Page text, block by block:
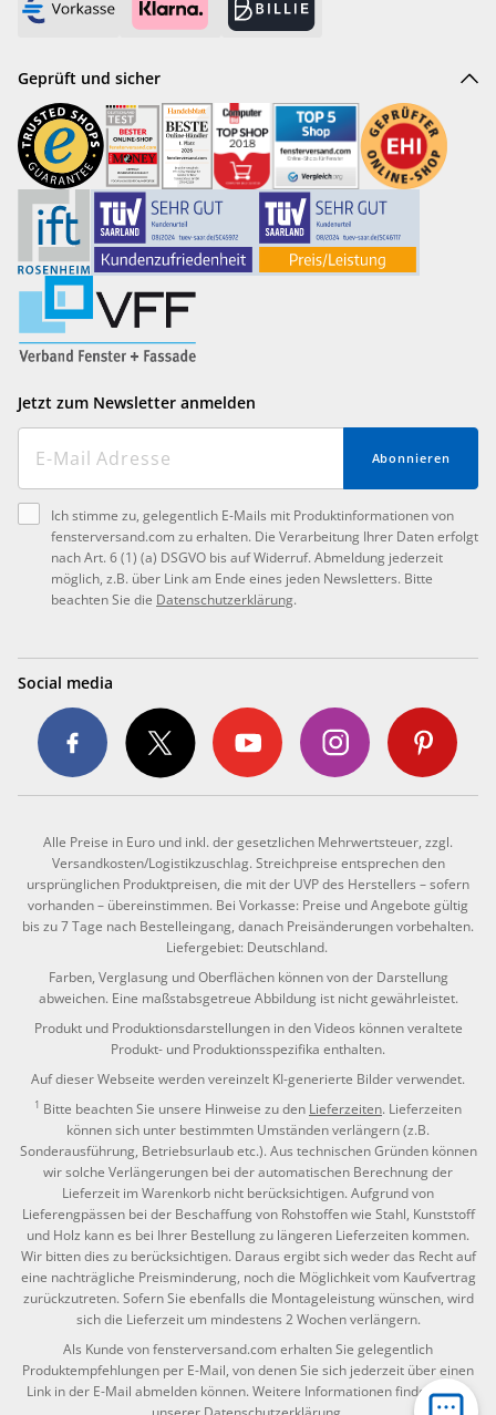
Geprüft und sicher
Jetzt zum Newsletter anmelden
Abonnieren
Ich stimme zu, gelegentlich E-Mails mit Produktinformationen von
fensterversand.com zu erhalten. Die Verarbeitung Ihrer Daten erfolgt
nach Art. 6 (1) (a) DSGVO bis auf Widerruf. Abmeldung jederzeit
möglich, z.B. über Link am Ende eines jeden Newsletters. Bitte
beachten Sie die Datenschutzerklärung.
Social media
Alle Preise in Euro und inkl. der gesetzlichen Mehrwertsteuer, zzgl.
Versandkosten/Logistikzuschlag. Streichpreise entsprechen den
ursprünglichen Produktpreisen, die mit der UVP des Herstellers – sofern
vorhanden – übereinstimmen. Bei Vorkasse: Preise und Angebote gültig
bis zu 7 Tage nach Bestelleingang, danach Preisänderungen vorbehalten.
Liefergebiet: Deutschland.
Farben, Verglasung und Oberflächen können von der Darstellung
abweichen. Eine maßstabsgetreue Abbildung ist nicht gewährleistet.
Produkt und Produktionsdarstellungen in den Videos können veraltete
Produkt- und Produktionsspezifika enthalten.
Auf dieser Webseite werden vereinzelt KI-generierte Bilder verwendet.
1 Bitte beachten Sie unsere Hinweise zu den Lieferzeiten. Lieferzeiten
können sich unter bestimmten Umständen verlängern (z.B.
Sonderausführung, Betriebsurlaub etc.). Aus technischen Gründen können
wir solche Verlängerungen bei der automatischen Berechnung der
Lieferzeit im Warenkorb nicht berücksichtigen. Aufgrund von
Lieferengpässen bei der Beschaffung von Rohstoffen wie Stahl, Kunststoff
und Holz kann es bei Ihrer Bestellung zu längeren Lieferzeiten kommen.
Wir bitten dies zu berücksichtigen. Daraus ergibt sich weder das Recht auf
eine nachträgliche Preisminderung, noch die Möglichkeit vom Kaufvertrag
zurückzutreten. Sofern Sie ebenfalls die Montageleistung wünschen, wird
sich die Lieferzeit um mindestens 2 Wochen verlängern.
Als Kunde von fensterversand.com erhalten Sie gelegentlich
Produktempfehlungen per E-Mail, von denen Sie sich jederzeit über einen
Link in der E-Mail abmelden können. Weitere Informationen finden Sie in